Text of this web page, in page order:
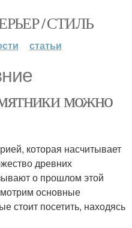
/ СТИЛЬ
статьи
можно
которая насчитывает
древних
о прошлом этой
основные
стоит посетить, находясь